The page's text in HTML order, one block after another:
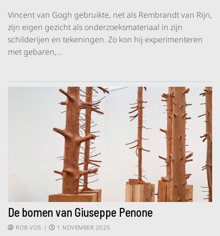
Vincent van Gogh gebruikte, net als Rembrandt van Rijn,
zijn eigen gezicht als onderzoeksmateriaal in zijn
schilderijen en tekeningen. Zo kon hij experimenteren
met gebaren,…
De bomen van Giuseppe Penone
ROB VOS | 1 NOVEMBER 2025